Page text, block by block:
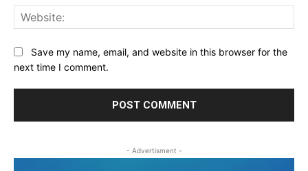
Save my name, email, and website in this browser for the
next time I comment.
- Advertisment -